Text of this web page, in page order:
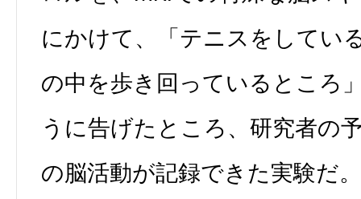
にかけて、「テニスをしてい
の中を歩き回っているところ
うに告げたところ、研究者の
の脳活動が記録できた実験だ